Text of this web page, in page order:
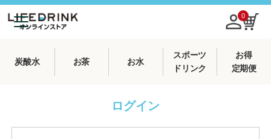
0
炭酸水 お茶 お水
スポーツ
ドリンク
お得
定期便
ログイン